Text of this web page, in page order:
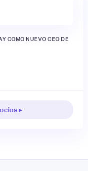
COMO NUEVO CEO DE
▸